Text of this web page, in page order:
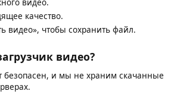
на телефон?
в браузере.